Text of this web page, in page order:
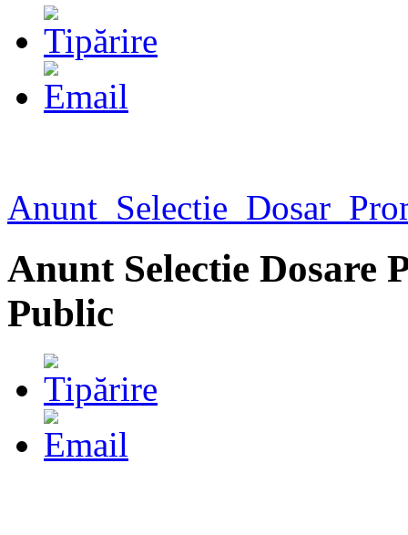
Anunt Selectie Dosare
Public